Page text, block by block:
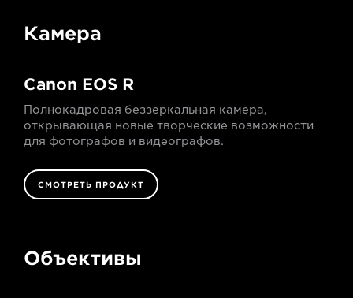
Камера
Canon EOS R
Полнокадровая беззеркальная камера,
открывающая новые творческие возможности
для фотографов и видеографов.
СМОТРЕТЬ ПРОДУКТ
Объективы